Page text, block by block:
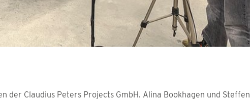
der Claudius Peters Projects GmbH. Alina Bookhagen und Steffen